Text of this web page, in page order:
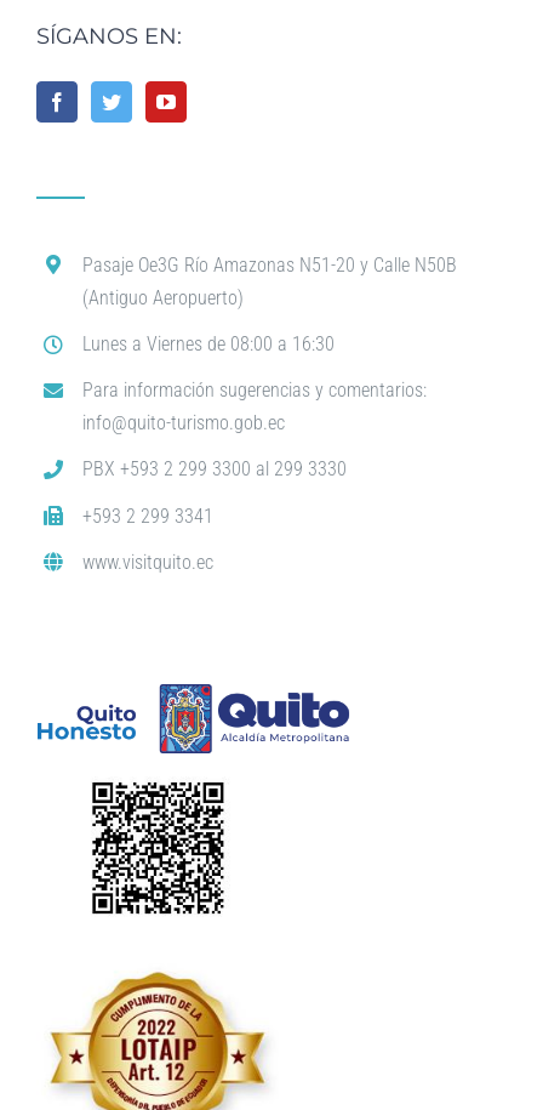
SÍGANOS EN:
Pasaje Oe3G Río Amazonas N51-20 y Calle N50B
(Antiguo Aeropuerto)
Lunes a Viernes de 08:00 a 16:30
Para información sugerencias y comentarios:
info@quito-turismo.gob.ec
PBX +593 2 299 3300 al 299 3330
+593 2 299 3341
www.visitquito.ec